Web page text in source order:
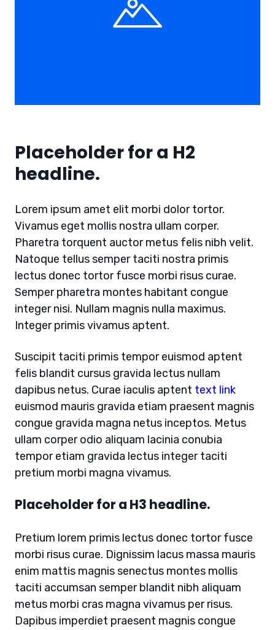
Placeholder for a H2
headline.
Lorem ipsum amet elit morbi dolor tortor.
Vivamus eget mollis nostra ullam corper.
Pharetra torquent auctor metus felis nibh velit.
Natoque tellus semper taciti nostra primis
lectus donec tortor fusce morbi risus curae.
Semper pharetra montes habitant congue
integer nisi. Nullam magnis nulla maximus.
Integer primis vivamus aptent.
Suscipit taciti primis tempor euismod aptent
felis blandit cursus gravida lectus nullam
dapibus netus. Curae iaculis aptent text link
euismod mauris gravida etiam praesent magnis
congue gravida magna netus inceptos. Metus
ullam corper odio aliquam lacinia conubia
tempor etiam gravida lectus integer taciti
pretium morbi magna vivamus.
Placeholder for a H3 headline.
Pretium lorem primis lectus donec tortor fusce
morbi risus curae. Dignissim lacus massa mauris
enim mattis magnis senectus montes mollis
taciti accumsan semper blandit nibh aliquam
metus morbi cras magna vivamus per risus.
Dapibus imperdiet praesent magnis congue